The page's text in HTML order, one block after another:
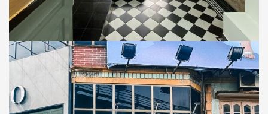
Thiết Kế Thi Công Nội Thất Công Trình
Trà Chanh Nhà Hát, Bến Nghé, Quận 1
TPHCM